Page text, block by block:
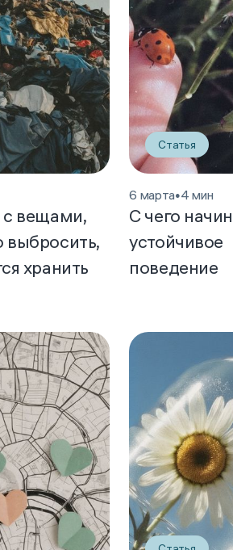
с вещами,
выбросить,
хранить
Статья
6 марта•4 мин
С чего
устойчивое
поведение